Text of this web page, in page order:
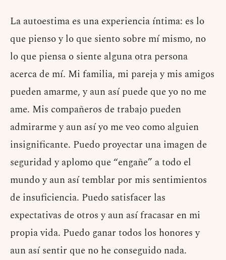
La autoestima es una experiencia íntima: es lo
que pienso y lo que siento sobre mí mismo, no
lo que piensa o siente alguna otra persona
acerca de mí. Mi familia, mi pareja y mis amigos
pueden amarme, y aun así puede que yo no me
ame. Mis compañeros de trabajo pueden
admirarme y aun así yo me veo como alguien
insignificante. Puedo proyectar una imagen de
seguridad y aplomo que “engañe” a todo el
mundo y aun así temblar por mis sentimientos
de insuficiencia. Puedo satisfacer las
expectativas de otros y aun así fracasar en mi
propia vida. Puedo ganar todos los honores y
aun así sentir que no he conseguido nada.